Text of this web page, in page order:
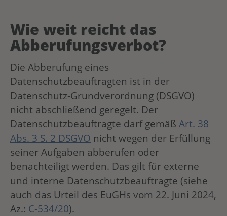
Wie weit reicht das
Abberufungsverbot?
Die Abberufung eines
Datenschutzbeauftragten ist in der
Datenschutz-Grundverordnung (DSGVO)
nicht abschließend geregelt. Der
Datenschutzbeauftragte darf gemäß Art. 38
Abs. 3 S. 2 DSGVO nicht wegen der Erfüllung
seiner Aufgaben abberufen oder
benachteiligt werden. Das gilt für externe
und interne Datenschutzbeauftragte (siehe
auch das Urteil des EuGHs vom 22. Juni 2024,
Az.: C-534/20).